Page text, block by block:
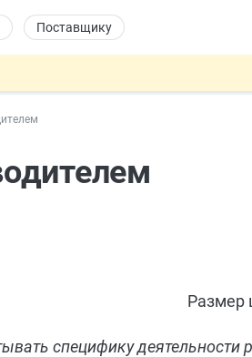
Поставщику
стран
#бухгалтеру
Размер
специфику деятельности